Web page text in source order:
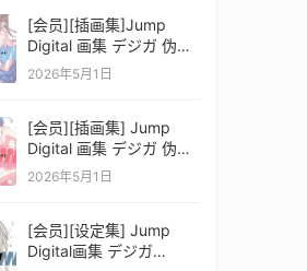
[会员][插画集]Jump
Digital 画集 デジガ 伪恋
ニセコイ 2
2026年5月1日
[会员][插画集] Jump
Digital 画集 デジガ 伪恋
ニセコイ 1
2026年5月1日
[会员][设定集] Jump
Digital画集 デジガ